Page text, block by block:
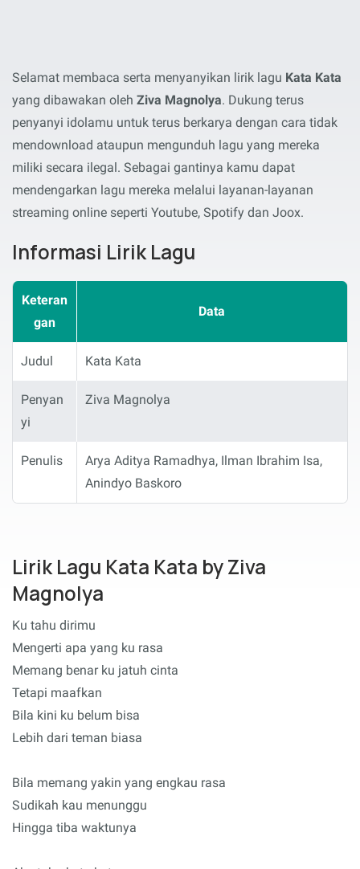
Selamat membaca serta menyanyikan lirik lagu Kata Kata
yang dibawakan oleh Ziva Magnolya. Dukung terus
penyanyi idolamu untuk terus berkarya dengan cara tidak
mendownload ataupun mengunduh lagu yang mereka
miliki secara ilegal. Sebagai gantinya kamu dapat
mendengarkan lagu mereka melalui layanan-layanan
streaming online seperti Youtube, Spotify dan Joox.
Informasi Lirik Lagu
Keteran
gan
Data
Judul Kata Kata
Penyan
yi
Ziva Magnolya
Penulis
Arya Aditya Ramadhya, Ilman Ibrahim Isa,
Anindyo Baskoro
Lirik Lagu Kata Kata by Ziva
Magnolya
Ku tahu dirimu
Mengerti apa yang ku rasa
Memang benar ku jatuh cinta
Tetapi maafkan
Bila kini ku belum bisa
Lebih dari teman biasa
Bila memang yakin yang engkau rasa
Sudikah kau menunggu
Hingga tiba waktunya